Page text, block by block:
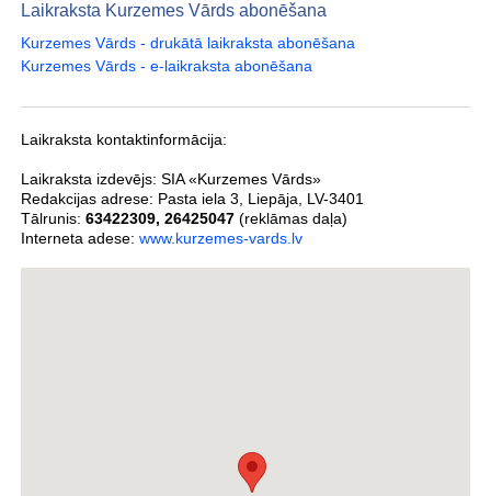
Laikraksta Kurzemes Vārds abonēšana
Kurzemes Vārds - drukātā laikraksta abonēšana
Kurzemes Vārds - e-laikraksta abonēšana
Laikraksta kontaktinformācija:
Laikraksta izdevējs: SIA «Kurzemes Vārds»
Redakcijas adrese: Pasta iela 3 Liepāja
LV-3401
Tālrunis: 63422309, 26425047(reklāmas daļa)
Interneta adese: www.kurzemes-vards.lv